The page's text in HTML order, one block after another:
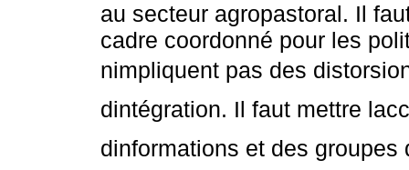
au secteur agropastoral. Il
cadre coordonné pour les
nimpliquent pas des
dintégration. Il faut mettre
dinformations et des